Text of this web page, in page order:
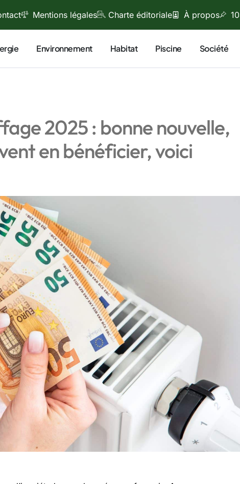
Mentions légales Charte éditoriale À propos
Environnement Habitat Piscine Société
2025 : bonne nouvelle,
en bénéficier, voici